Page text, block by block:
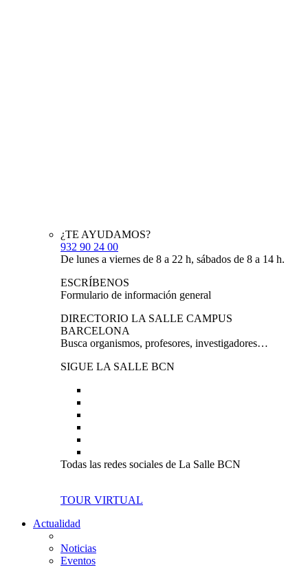
¿TE AYUDAMOS?
932 90 24 00
De lunes a viernes de 8 a 22 h, sábados de 8 a 14 h.
ESCRÍBENOS
Formulario de información general
DIRECTORIO LA SALLE CAMPUS
BARCELONA
Busca organismos, profesores, investigadores…
SIGUE LA SALLE BCN
Todas las redes sociales de La Salle BCN
TOUR VIRTUAL
Actualidad
Noticias
Eventos